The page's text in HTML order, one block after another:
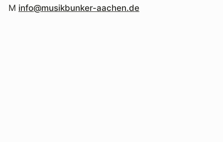
M info@musikbunker-aachen.de